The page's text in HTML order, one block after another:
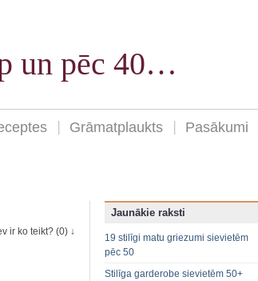
un pēc 40…
Grāmatplaukts Pasākumi
ir ko teikt? (0) ↓
Jaunākie raksti
19 stilīgi matu griezumi sievietēm
pēc 50
Stilīga garderobe sievietēm 50+